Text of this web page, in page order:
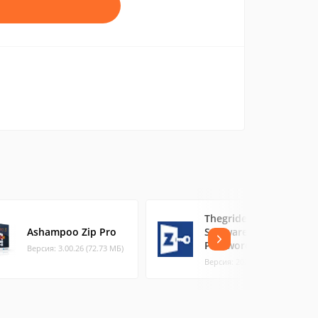
Ashampoo Zip Pro
Версия: 3.00.26 (72.73 МБ)
Thegrideon
Software Zip
Password
Версия: 2021-05- (3.7 МБ)